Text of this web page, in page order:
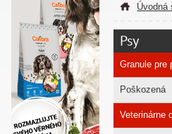
Úvodná
Psy
Granule pre
Poškozená
Veterinárne